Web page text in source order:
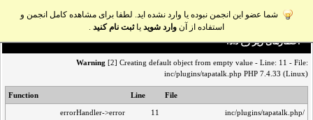
شما عضو این انجمن نبوده یا وارد نشده اید. لطفا برای مشاهده کامل انجمن و
استفاده از آن وارد شوید یاثبت نام کنید .
اخطار‌های زیر رخ داد:
Warning [2] Creating default object from empty value - Line: 11 - File:
inc/plugins/tapatalk.php PHP 7.4.33 (Linux)
File
Line
Function
/inc/plugins/tapatalk.php
11
errorHandler->error